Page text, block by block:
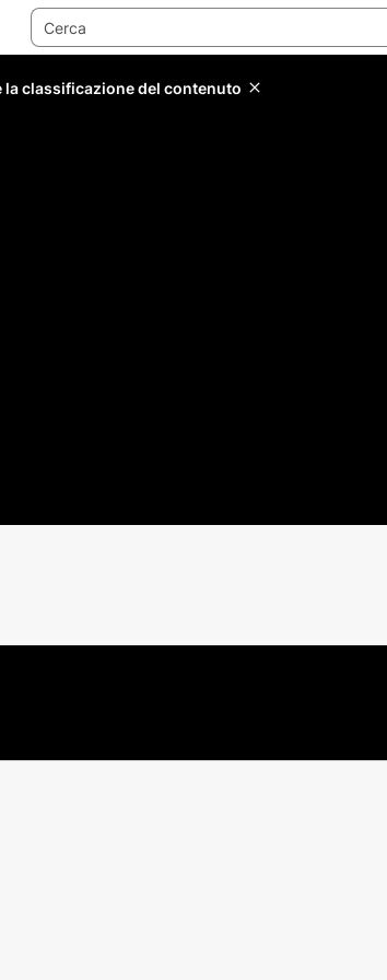
classificazione del contenuto